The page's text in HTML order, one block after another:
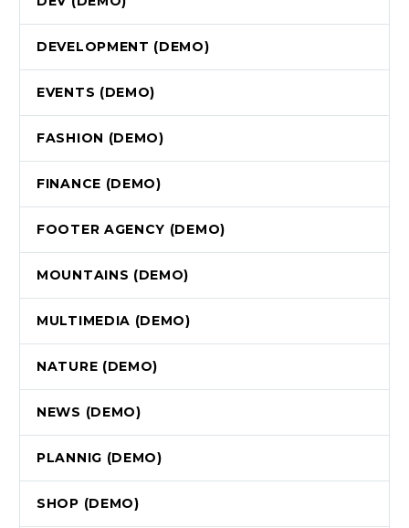
DEVELOPMENT (DEMO)
EVENTS (DEMO)
FASHION (DEMO)
FINANCE (DEMO)
FOOTER AGENCY (DEMO)
MOUNTAINS (DEMO)
MULTIMEDIA (DEMO)
NATURE (DEMO)
NEWS (DEMO)
PLANNIG (DEMO)
SHOP (DEMO)